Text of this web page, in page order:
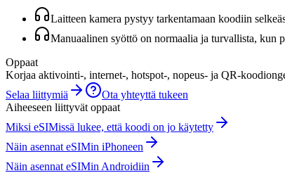
Laitteen kamera pystyy tarkentamaan koodiin
Manuaalinen syöttö on normaalia ja turvallista, kun
Oppaat
Korjaa aktivointi-, internet-, hotspot-, nopeus- ja QR-
Selaa liittymiä
Ota yhteyttä tukeen
Aiheeseen liittyvät oppaat
Miksi eSIMissä lukee, että koodi on jo käytetty
Näin asennat eSIMin iPhoneen
Näin asennat eSIMin Androidiin